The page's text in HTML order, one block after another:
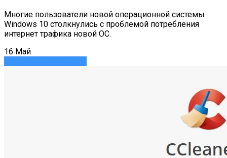
Многие пользователи новой операционной системы
Windows 10 столкнулись с проблемой потребления
интернет трафика новой ОС.
16 Май